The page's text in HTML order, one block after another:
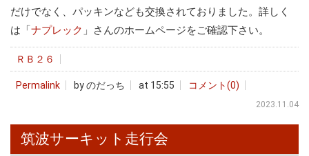
だけでなく、パッキンなども交換されておりました。詳しく
は「ナプレック 」さんのホームページをご確認下さい。
ＲＢ２６
Permalink by のだっち at 15:55 コメント(0)
2023.11.04
筑波サーキット走行会